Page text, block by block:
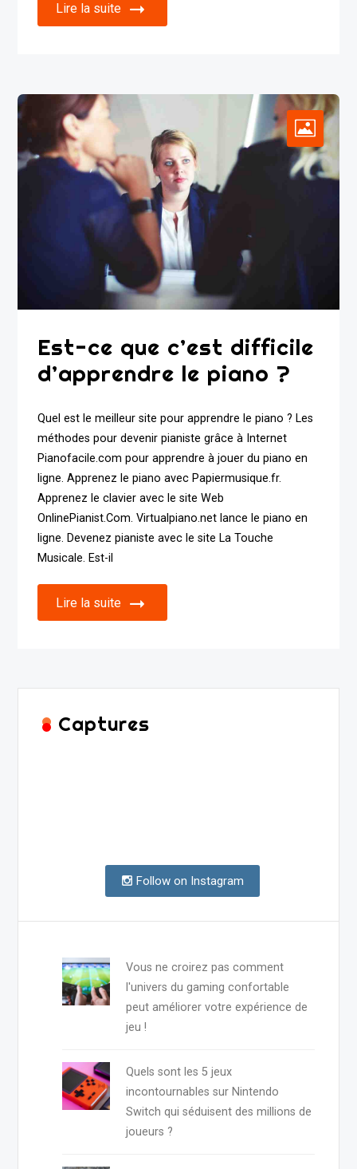
Lire la suite
Est-ce que c’est difficile
d’apprendre le piano ?
Quel est le meilleur site pour apprendre le piano ? Les
méthodes pour devenir pianiste grâce à Internet
Pianofacile.com pour apprendre à jouer du piano en
ligne. Apprenez le piano avec Papiermusique.fr.
Apprenez le clavier avec le site Web
OnlinePianist.Com. Virtualpiano.net lance le piano en
ligne. Devenez pianiste avec le site La Touche
Musicale. Est-il
Lire la suite
Captures
Follow on Instagram
Vous ne croirez pas comment
l'univers du gaming confortable
peut améliorer votre expérience de
jeu !
Quels sont les 5 jeux
incontournables sur Nintendo
Switch qui séduisent des millions de
joueurs ?